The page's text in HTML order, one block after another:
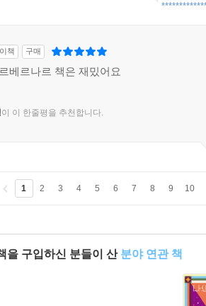
책 구매
베르나르 책은 재밌어요
이 이 한줄평을 추천합니다.
1 2 3 4 5 6 7 8 9 10
을 구입하신 분들이 산 분야 연관 책